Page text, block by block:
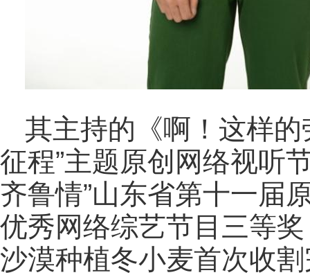
其主持的《啊！这样
征程”主题原创网络视听
齐鲁情”山东省第十一届
优秀网络综艺节目三等
沙漠种植冬小麦首次收